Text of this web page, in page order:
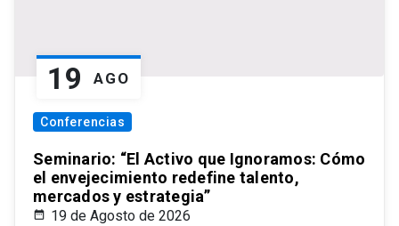
19 AGO
Conferencias
Seminario: “El Activo que Ignoramos: Cómo
el envejecimiento redefine talento,
mercados y estrategia”
19 de Agosto de 2026